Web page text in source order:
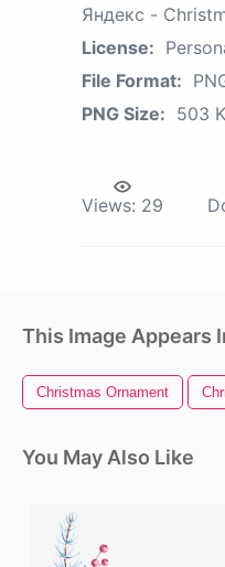
Яндекс -
License:
File Format:
PNG Size: 503
Views: 29
This Image Appears
Christmas Ornament
You May Also Like